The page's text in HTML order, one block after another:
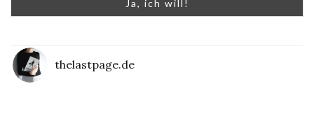
thelastpage.de